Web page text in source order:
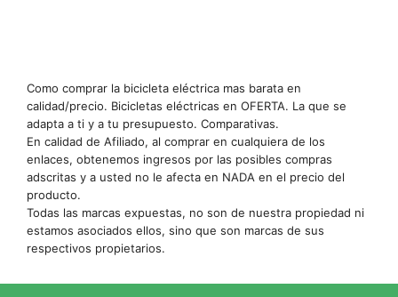
Como comprar la bicicleta eléctrica mas barata en
calidad/precio. Bicicletas eléctricas en OFERTA. La que se
adapta a ti y a tu presupuesto. Comparativas.
En calidad de Afiliado, al comprar en cualquiera de los
enlaces, obtenemos ingresos por las posibles compras
adscritas y a usted no le afecta en NADA en el precio del
producto.
Todas las marcas expuestas, no son de nuestra propiedad ni
estamos asociados ellos, sino que son marcas de sus
respectivos propietarios.